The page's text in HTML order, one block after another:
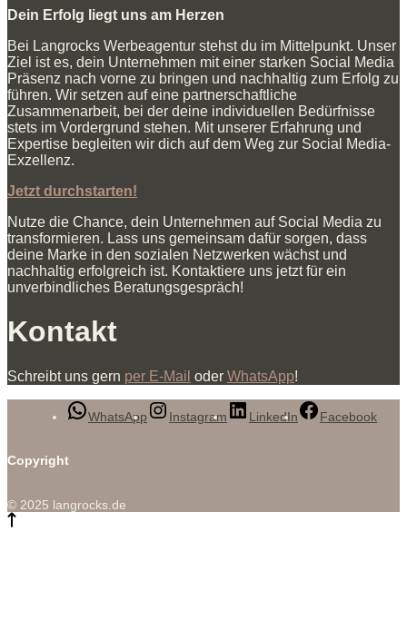
Dein Erfolg liegt uns am Herzen
Bei Langrocks Werbeagentur stehst du im Mittelpunkt. Unser
Ziel ist es, dein Unternehmen mit einer starken Social Media
Präsenz nach vorne zu bringen und nachhaltig zum Erfolg zu
führen. Wir setzen auf eine partnerschaftliche
Zusammenarbeit, bei der deine individuellen Bedürfnisse
stets im Vordergrund stehen. Mit unserer Erfahrung und
Expertise begleiten wir dich auf dem Weg zur Social Media-
Exzellenz.
Jetzt durchstarten!
Nutze die Chance, dein Unternehmen auf Social Media zu
transformieren. Lass uns gemeinsam dafür sorgen, dass
deine Marke in den sozialen Netzwerken wächst und
nachhaltig erfolgreich ist. Kontaktiere uns jetzt für ein
unverbindliches Beratungsgespräch!
Kontakt
Schreibt uns gern per E-Mail oder WhatsApp!
WhatsApp Instagram LinkedIn Facebook
Copyright
© 2025 langrocks.de